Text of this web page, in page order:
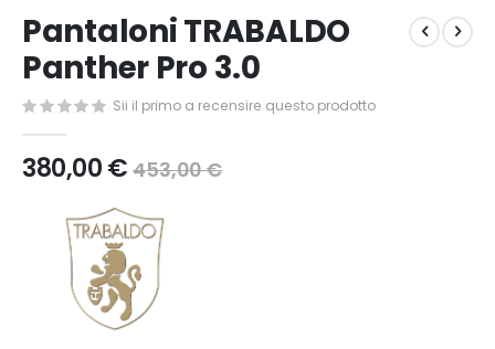
all'inizio
della
galleria
di
immagini
Pantaloni TRABALDO
Panther Pro 3.0
Sii il primo a recensire questo prodotto
380,00 € 453,00 €